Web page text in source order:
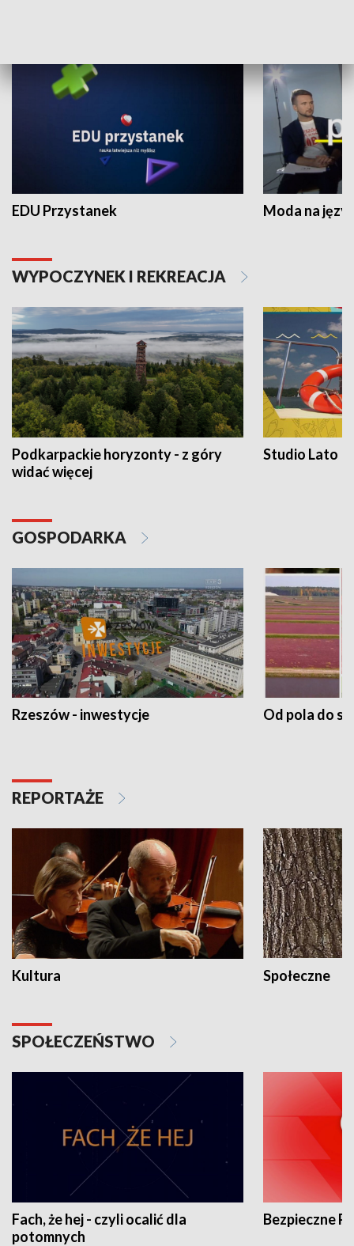
EDU Przystanek Moda na
WYPOCZYNEK I REKREACJA
Podkarpackie horyzonty - z góry
widać więcej
Studio Lato
GOSPODARKA
Rzeszów - inwestycje Od pola do
REPORTAŻE
Kultura Społeczne
SPOŁECZEŃSTWO
Fach, że hej - czyli ocalić dla
potomnych
Bezpieczne